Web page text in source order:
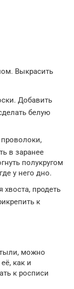
Выкрасить
Добавить
белую
в заранее
полукругом
у него дно.
хвоста, продеть
к
можно
как и
к росписи